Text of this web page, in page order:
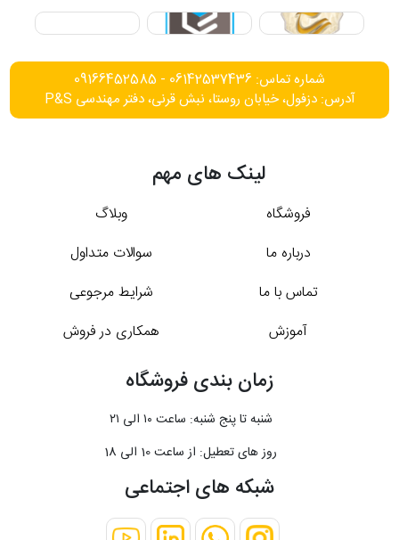
شماره تماس: 06142537436 - 09166452585
آدرس: دزفول، خیابان روستا، نبش قرنی، دفتر مهندسی P&S
لینک های مهم
فروشگاه
وبلاگ
درباره ما
سوالات متداول
تماس با ما
شرایط مرجوعی
آموزش
همکاری در فروش
زمان بندی فروشگاه
شنبه تا پنج شنبه: ساعت ۱۰ الی ۲۱
روز های تعطیل: از ساعت 10 الی 18
شبکه های اجتماعی